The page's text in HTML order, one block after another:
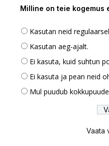
Milline on teie
Kasutan neid
Kasutan aeg-ajalt.
Ei kasuta, kuid suhtun
Ei kasuta ja pean neid
Mul puudub
Vaata